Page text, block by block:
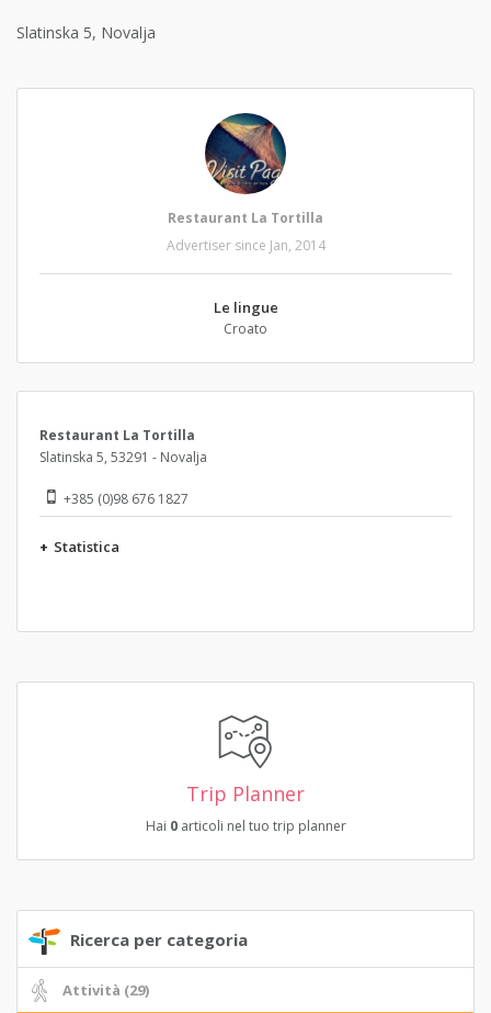
Slatinska 5, Novalja
Restaurant La Tortilla
Advertiser since Jan, 2014
Le lingue
Croato
Restaurant La Tortilla
Slatinska 5, 53291 - Novalja
+385 (0)98 676 1827
+ Statistica
Trip Planner
Hai 0articoli nel tuo trip planner
Ricerca per categoria
Attività (29)